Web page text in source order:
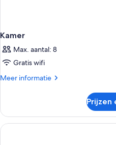
Kamer
Max. aantal: 8
Gratis wifi
Meer informatie
Meer
Prijzen